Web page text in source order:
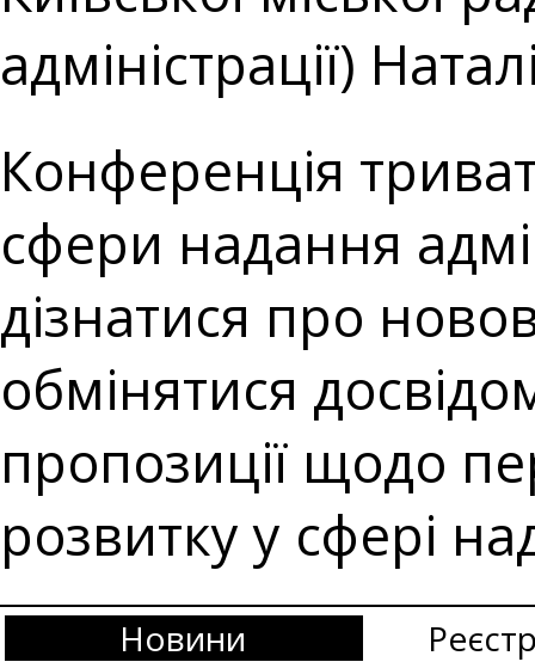
адміністрації)
Конференція
сфери надання
дізнатися про
обмінятися
пропозиції щодо
розвитку у сфері
Новини